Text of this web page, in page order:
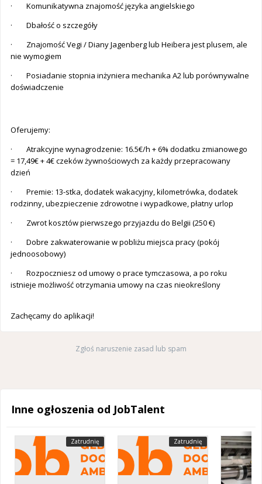
· Komunikatywna znajomość języka angielskiego
· Dbałość o szczegóły
· Znajomość Vegi / Diany Jagenberg lub Heibera jest plusem, ale
nie wymogiem
· Posiadanie stopnia inżyniera mechanika A2 lub porównywalne
doświadczenie
Oferujemy:
· Atrakcyjne wynagrodzenie: 16.5€/h + 6% dodatku zmianowego
= 17,49€ + 4€ czeków żywnościowych za każdy przepracowany
dzień
· Premie: 13-stka, dodatek wakacyjny, kilometrówka, dodatek
rodzinny, ubezpieczenie zdrowotne i wypadkowe, płatny urlop
· Zwrot kosztów pierwszego przyjazdu do Belgii (250 €)
· Dobre zakwaterowanie w pobliżu miejsca pracy (pokój
jednoosobowy)
· Rozpoczniesz od umowy o prace tymczasowa, a po roku
istnieje możliwość otrzymania umowy na czas nieokreślony
Zachęcamy do aplikacji!
Zgłoś naruszenie zasad lub spam
Inne ogłoszenia od JobTalent
Zatrudnię Zatrudnię